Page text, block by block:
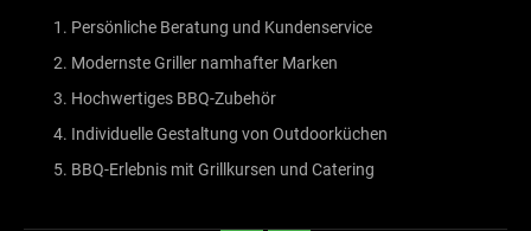
Persönliche Beratung und Kundenservice
Modernste Griller namhafter Marken
Hochwertiges BBQ-Zubehör
Individuelle Gestaltung von Outdoorküchen
BBQ-Erlebnis mit Grillkursen und Catering